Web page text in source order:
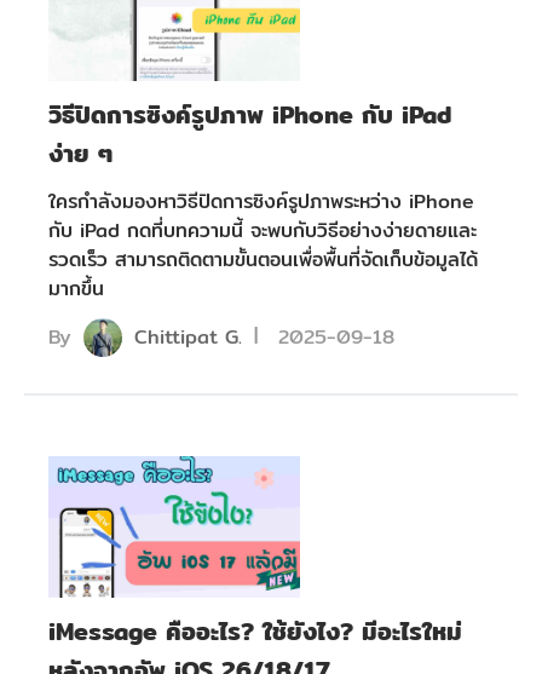
วิธีปิดการซิงค์รูปภาพ iPhone กับ iPad
ง่าย ๆ
ใครกำลังมองหาวิธีปิดการซิงค์รูปภาพระหว่าง iPhone
กับ iPad กดที่บทความนี้ จะพบกับวิธีอย่างง่ายดายและ
รวดเร็ว สามารถติดตามขั้นตอนเพื่อพื้นที่จัดเก็บข้อมูลได้
มากขึ้น
By
Chittipat G. 2025-09-18
iMessage คืออะไร? ใช้ยังไง? มีอะไรใหม่